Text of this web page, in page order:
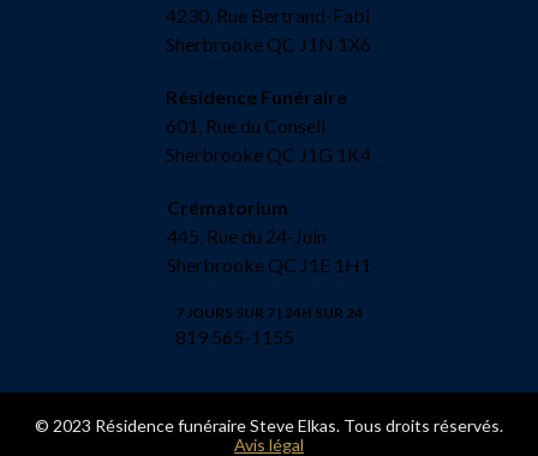
4230, Rue Bertrand-Fabi
Sherbrooke QC J1N 1X6
Résidence Funéraire
601, Rue du Conseil
Sherbrooke QC J1G 1K4
Crématorium
445, Rue du 24-Juin
Sherbrooke QC J1E 1H1
7 JOURS SUR 7 | 24H SUR 24
819 565-1155
© 2023 Résidence funéraire Steve Elkas. Tous droits réservés.
Avis légal